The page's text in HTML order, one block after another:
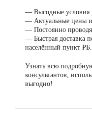
— Выгодные условия
— Актуальные цены
— Постоянно
— Быстрая доставка
населённый пункт РБ.
Узнать всю
консультантов,
выгодно!